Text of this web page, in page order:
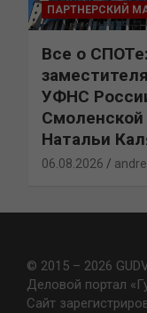
ПАРТНЕРСКИЙ
Все о
УФНС
Смоленской
Натальи
06.08.2026
© 2015 – 2026
Деловой портал
Сайт